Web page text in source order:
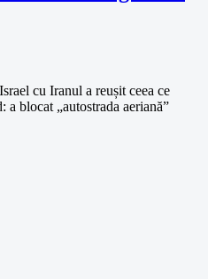
cu Iranul a reușit ceea ce
a blocat „autostrada aeriană”